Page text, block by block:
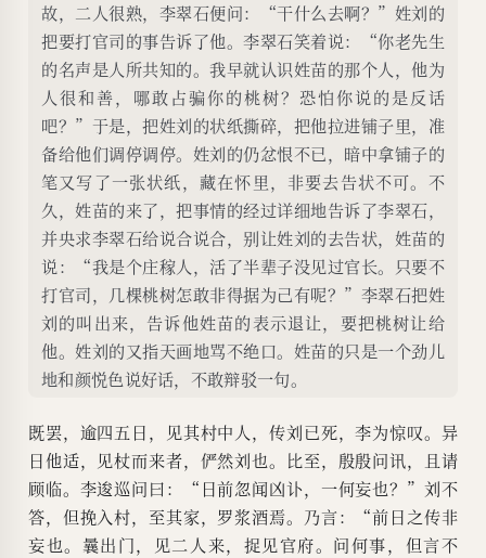
故，二人很熟，李翠石便问：“干什么去啊？”姓刘的
把要打官司的事告诉了他。李翠石笑着说：“你老先生
的名声是人所共知的。我早就认识姓苗的那个人，他为
人很和善，哪敢占骗你的桃树？恐怕你说的是反话
吧？”于是，把姓刘的状纸撕碎，把他拉进铺子里，准
备给他们调停调停。姓刘的仍忿恨不已，暗中拿铺子的
笔又写了一张状纸，藏在怀里，非要去告状不可。不
久，姓苗的来了，把事情的经过详细地告诉了李翠石，
并央求李翠石给说合说合，别让姓刘的去告状，姓苗的
说：“我是个庄稼人，活了半辈子没见过官长。只要不
打官司，几棵桃树怎敢非得据为己有呢？”李翠石把姓
刘的叫出来，告诉他姓苗的表示退让，要把桃树让给
他。姓刘的又指天画地骂不绝口。姓苗的只是一个劲儿
地和颜悦色说好话，不敢辩驳一句。
既罢，逾四五日，见其村中人，传刘已死，李为惊叹。异
日他适，见杖而来者，俨然刘也。比至，殷殷问讯，且请
顾临。李逡巡问曰：“日前忽闻凶讣，一何妄也？”刘不
答，但挽入村，至其家，罗浆酒焉。乃言：“前日之传非
妄也。曩出门，见二人来，捉见官府。问何事，但言不